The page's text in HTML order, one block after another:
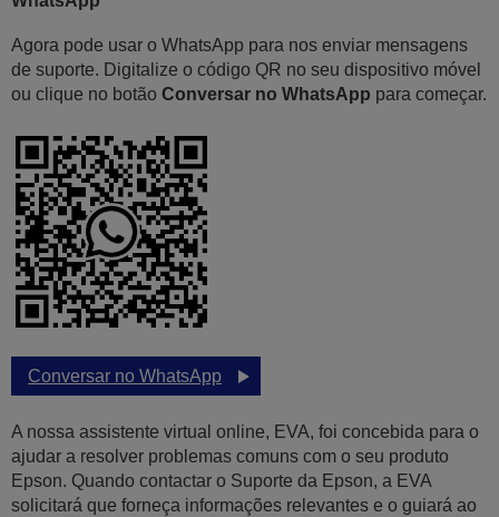
Agora pode usar o WhatsApp para nos enviar mensagens
de suporte. Digitalize o código QR no seu dispositivo móvel
ou clique no botão Conversar no WhatsApp para começar.
Conversar no WhatsApp
A nossa assistente virtual online, EVA, foi concebida para o
ajudar a resolver problemas comuns com o seu produto
Epson. Quando contactar o Suporte da Epson, a EVA
solicitará que forneça informações relevantes e o guiará ao